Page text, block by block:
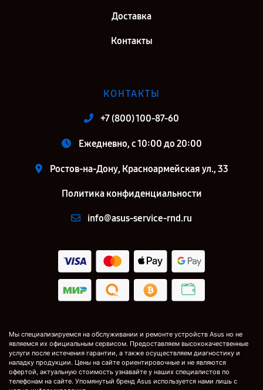
Доставка
Контакты
КОНТАКТЫ
+7 (800) 100-87-60
Ежедневно, с 10:00 до 20:00
Ростов-на-Дону, Красноармейская ул., 33
Политика конфиденциальности
info@asus-service-rnd.ru
Мы специализируемся на обслуживании и ремонте устройств Asus но не
являемся их официальным сервисом. Предоставляем высококачественные
услуги после истечения гарантии, а также осуществляем диагностику и
наладку продукции. Цены на сайте ориентировочные и не являются
офертой, актуальную стоимость узнавайте у наших специалистов по
телефонам на сайте. Упомянутый бренд Asus используется нами лишь с